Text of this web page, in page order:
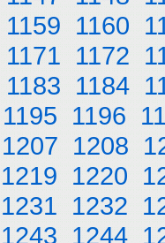
1159 1160
1171 1172
1183 1184
1195 1196
1207 1208
1219 1220
1231 1232
1243 1244